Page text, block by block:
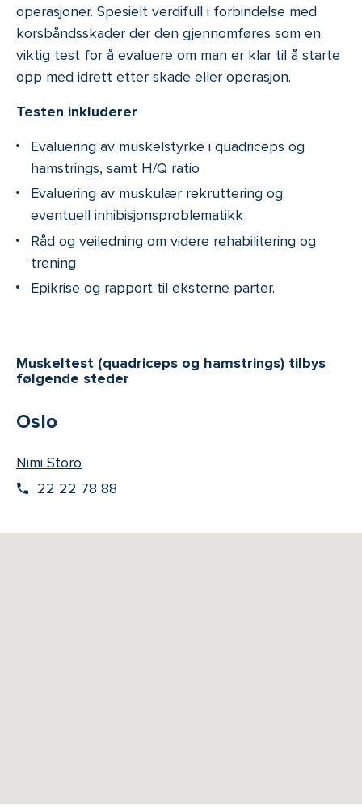
operasjoner. Spesielt verdifull i forbindelse med
korsbåndsskader der den gjennomføres som en
viktig test for å evaluere om man er klar til å starte
opp med idrett etter skade eller operasjon.
Testen inkluderer
Evaluering av muskelstyrke i quadriceps og
hamstrings, samt H/Q ratio
Evaluering av muskulær rekruttering og
eventuell inhibisjonsproblematikk
Råd og veiledning om videre rehabilitering og
trening
Epikrise og rapport til eksterne parter.
Muskeltest (quadriceps og hamstrings) tilbys
følgende steder
Oslo
Nimi Storo
22 22 78 88